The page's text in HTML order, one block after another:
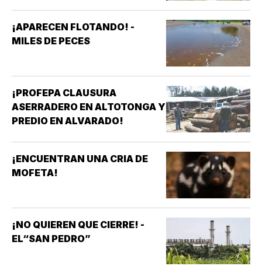
¡APARECEN FLOTANDO! -
MILES DE PECES
¡PROFEPA CLAUSURA
ASERRADERO EN ALTOTONGA Y
PREDIO EN ALVARADO!
¡ENCUENTRAN UNA CRIA DE
MOFETA!
¡NO QUIEREN QUE CIERRE! -
EL“SAN PEDRO”